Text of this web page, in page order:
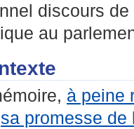
discours
au
à peine
sa promesse de